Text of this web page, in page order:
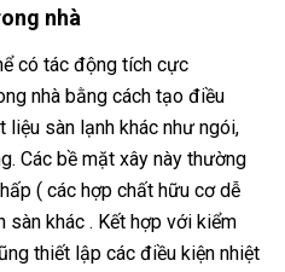
nhà
có tác động tích cực
nhà bằng cách tạo điều
sàn lạnh khác như ngói,
Các bề mặt xây này thường
( các hợp chất hữu cơ dễ
sàn khác . Kết hợp với kiểm
thiết lập các điều kiện nhiệt